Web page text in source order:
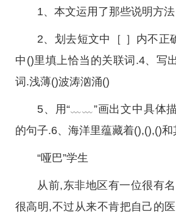
1、本文运用了那些说明方法
2、划去短文中［ ］内不正
中()里填上恰当的关联词.4、写
词.浅薄()波涛汹涌()
5、用“﹏﹏”画出文中具体
的句子.6、海洋里蕴藏着(),(),()
“哑巴”学生
从前,东非地区有一位很有
很高明,不过从来不肯把自己的